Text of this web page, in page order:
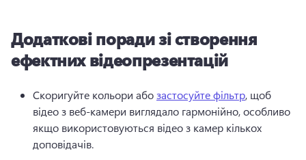
Додаткові поради зі створення
ефектних відеопрезентацій
Скоригуйте кольори або застосуйте фільтр, щоб
відео з веб-камери виглядало гармонійно, особливо
якщо використовуються відео з камер кількох
доповідачів.